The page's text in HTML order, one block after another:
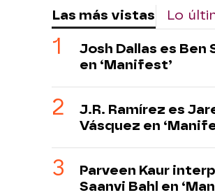
Las más vistas Lo
Josh Dallas es Ben
en ‘Manifest’
J.R. Ramírez es
Vásquez en
Parveen Kaur
Saanvi Bahl en